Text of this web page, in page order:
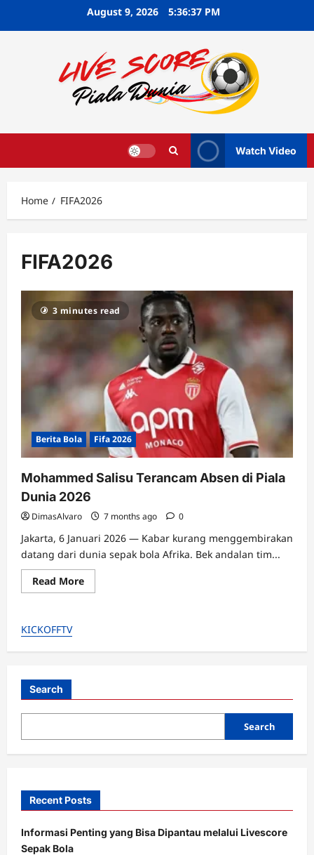
August 9, 2026 5:36:37 PM
Watch Video
Home FIFA2026
FIFA2026
3 minutes read
Berita Bola Fifa 2026
Mohammed Salisu Terancam Absen di Piala
Dunia 2026
DimasAlvaro 7 months ago 0
Jakarta, 6 Januari 2026 — Kabar kurang menggembirakan
datang dari dunia sepak bola Afrika. Bek andalan tim...
Read MoreRead
more
di
KICKOFFTV
Search
Search
Recent Posts
Informasi Penting yang Bisa Dipantau melalui Livescore
Sepak Bola